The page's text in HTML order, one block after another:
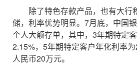
除了特色存款产品，也有大行
储，利率优势明显。7月底，中国
个人大额存单，其中，3年期特定
2.15%，5年期特定客户年化利率
人民币20万元。